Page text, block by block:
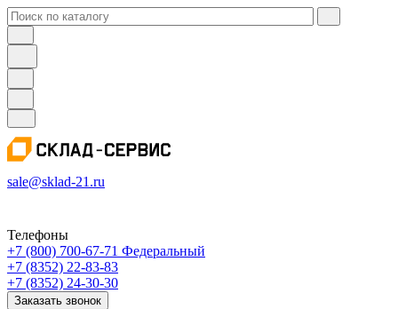
sale@sklad-21.ru
Телефоны
+7 (800) 700-67-71 Федеральный
+7 (8352) 22-83-83
+7 (8352) 24-30-30
Заказать звонок